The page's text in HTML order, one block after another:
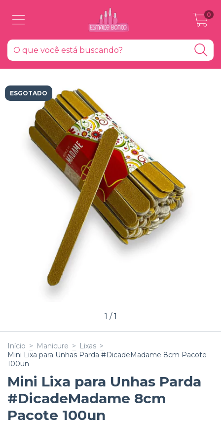
0
ESGOTADO
1 /1
Início > Manicure > Lixas >
Mini Lixa para Unhas Parda #DicadeMadame 8cm Pacote
100un
Mini Lixa para Unhas Parda
#DicadeMadame 8cm
Pacote 100un